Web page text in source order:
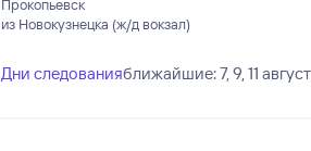
Прокопьевск
из Новокузнецка (ж/д вокзал)
Дни следованияближайшие: 7, 9, 11